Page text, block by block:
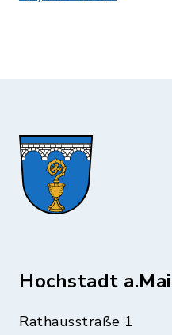
Hochstadt
Rathausstraße 1